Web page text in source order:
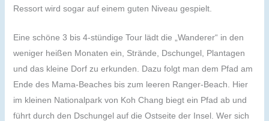
Ressort wird sogar auf einem guten Niveau gespielt.
Eine schöne 3 bis 4-stündige Tour lädt die „Wanderer“ in den
weniger heißen Monaten ein, Strände, Dschungel, Plantagen
und das kleine Dorf zu erkunden. Dazu folgt man dem Pfad am
Ende des Mama-Beaches bis zum leeren Ranger-Beach. Hier
im kleinen Nationalpark von Koh Chang biegt ein Pfad ab und
führt durch den Dschungel auf die Ostseite der Insel. Wer sich